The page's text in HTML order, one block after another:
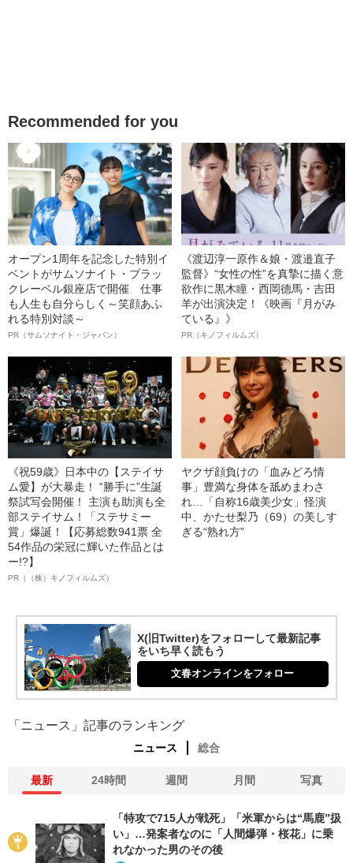
Recommended for you
オープン1周年を記念した特別イ
ベントがサムソナイト・ブラッ
クレーベル銀座店で開催 仕事
も人生も自分らしく～笑顔あふ
れる特別対談～
PR（サムソナイト・ジャパン）
《渡辺淳一原作＆娘・渡邉直子
監督》“女性の性”を真摯に描く意
欲作に黒木瞳・西岡德馬・吉田
羊が出演決定！《映画『月がみ
ている』》
PR（キノフィルムズ）
《祝59歳》日本中の【ステイサ
ム愛】が大暴走！ “勝手に”生誕
祭試写会開催！ 主演も助演も全
部ステイサム！「ステサミー
賞」爆誕！【応募総数941票 全
54作品の栄冠に輝いた作品とは
ー!?】
PR（（株）キノフィルムズ）
ヤクザ顔負けの「血みどろ情
事」豊満な身体を舐めまわさ
れ…「自称16歳美少女」怪演
中、かたせ梨乃（69）の美しす
ぎる“熟れ方”
X(旧Twitter)をフォローして最新記事
をいち早く読もう
文春オンラインをフォロー
「ニュース」記事のランキング
ニュース 総合
最新 24時間 週間 月間 写真
「特攻で715人が戦死」「米軍からは“馬鹿”扱
い」…発案者なのに「人間爆弾・桜花」に乗
れなかった男のその後